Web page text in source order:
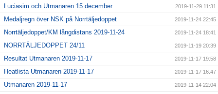
Luciasim och Utmanaren 15 december 2019-11-29 11:31
Medaljregn över NSK på Norrtäljedoppet 2019-11-24 22:45
Norrtäljedoppet/KM långdistans 2019-11-24 2019-11-24 18:41
NORRTÄLJEDOPPET 24/11 2019-11-19 20:39
Resultat Utmanaren 2019-11-17 2019-11-17 19:58
Heatlista Utmanaren 2019-11-17 2019-11-17 16:47
Utmanaren 2019-11-17 2019-11-14 22:04